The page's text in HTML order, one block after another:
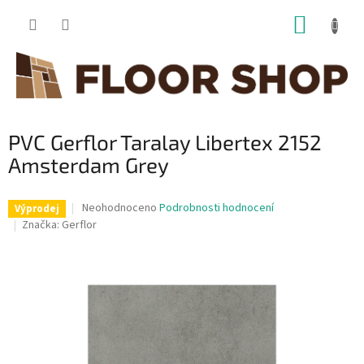
PVC Gerflor Taralay Libertex 2152
Amsterdam Grey
Výprodej
Průměrné
hodnocení
Neohodnoceno Podrobnosti hodnocení
Značka: Gerflor